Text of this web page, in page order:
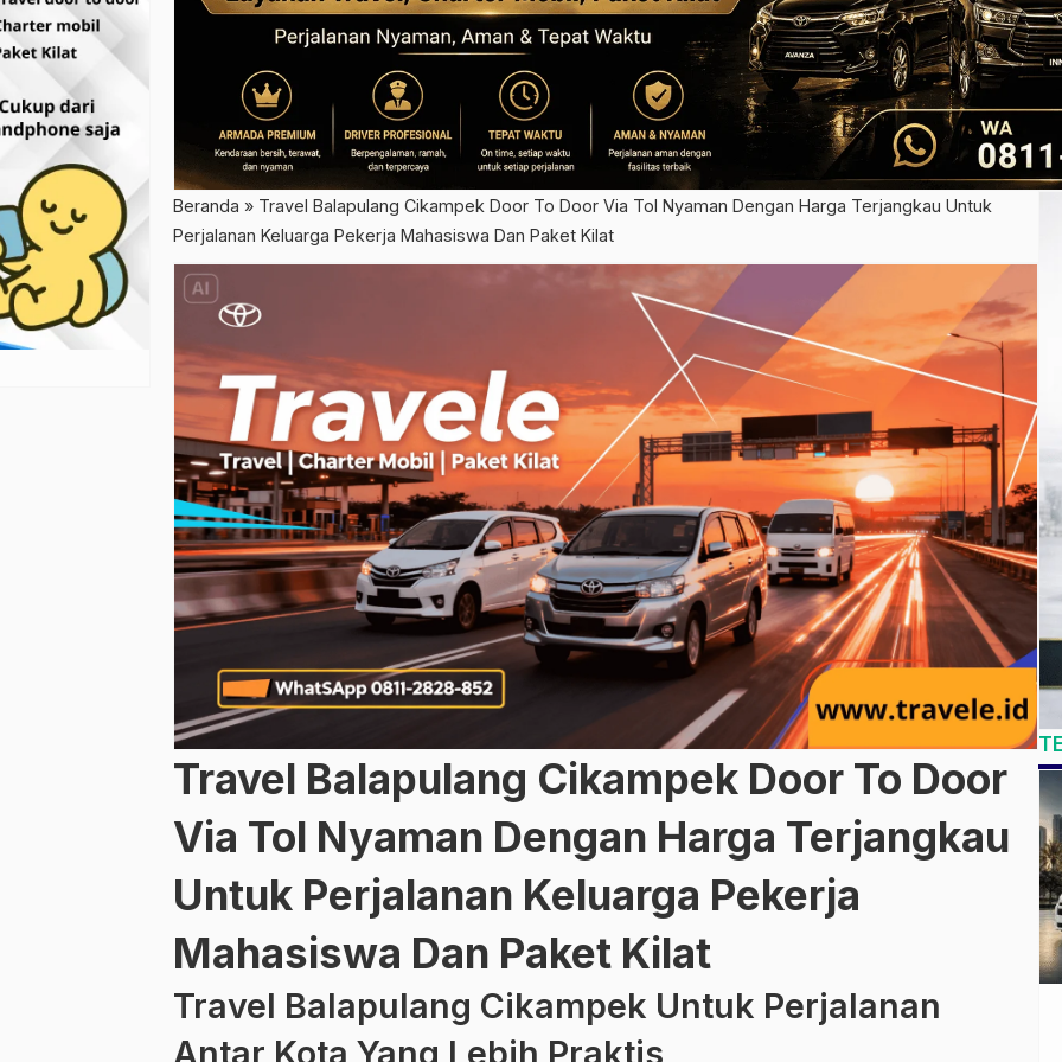
Beranda » Travel Balapulang Cikampek Door To Door Via Tol Nyaman Dengan Harga Terjangkau Untuk
Perjalanan Keluarga Pekerja Mahasiswa Dan Paket Kilat
Travel Balapulang Cikampek Door To Door
Via Tol Nyaman Dengan Harga Terjangkau
Untuk Perjalanan Keluarga Pekerja
Mahasiswa Dan Paket Kilat
Travel Balapulang Cikampek Untuk Perjalanan
Antar Kota Yang Lebih Praktis